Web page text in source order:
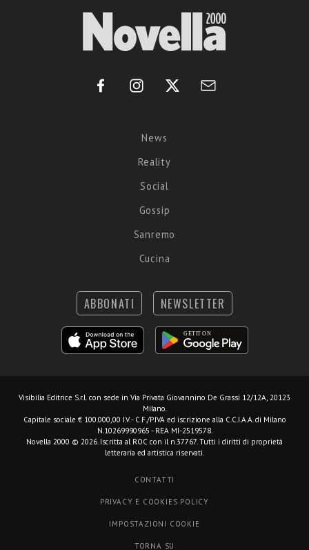
News
Reality
Social
Gossip
Sanremo
Cucina
ABBONATI NEWSLETTER
Visibilia Editrice S.r.l. con sede in Via Privata Giovannino De Grassi 12/12A, 20123
Milano.
Capitale sociale € 100.000,00 I.V. - C.F./P.IVA ed iscrizione alla C.C.I.A.A. di Milano
N.10269990965 - REA MI-2519578.
Novella 2000 © 2026. Iscritta al ROC con il n.37767. Tutti i diritti di proprietà
letteraria ed artistica riservati.
CONTATTI
PRIVACY E COOKIES POLICY
IMPOSTAZIONI COOKIE
TORNA SU